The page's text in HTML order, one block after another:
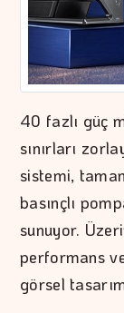
40 fazlı güç
sınırları
sistemi,
basınçlı
sunuyor.
performans
görsel